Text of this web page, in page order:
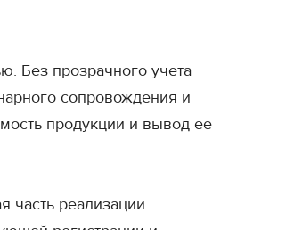
Без прозрачного учета
сопровождения и
продукции и вывод ее
часть реализации